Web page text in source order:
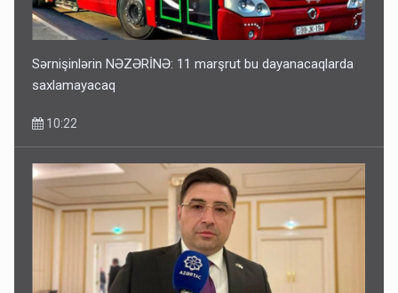
Sərnişinlərin NƏZƏRİNƏ: 11 marşrut bu dayanacaqlarda
saxlamayacaq
10:22